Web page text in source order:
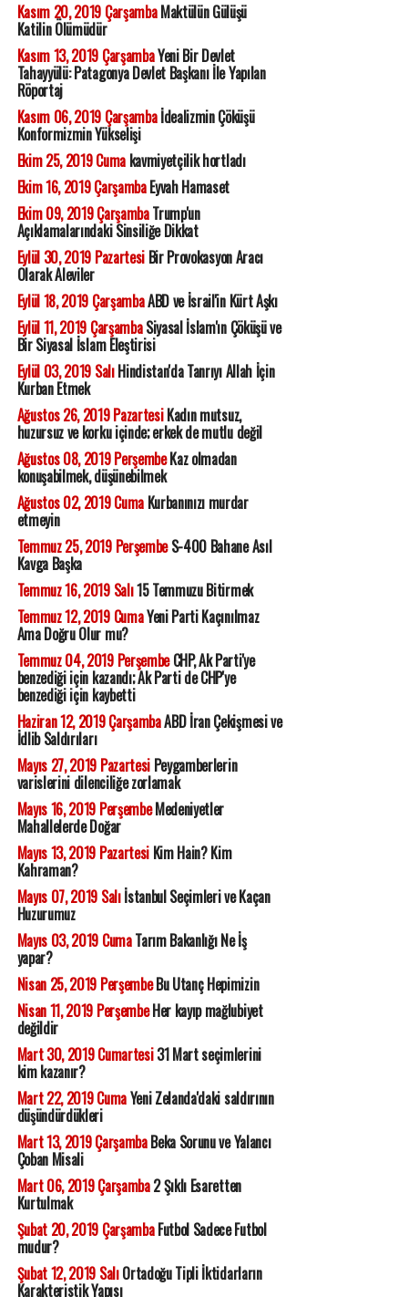
Kasım 20, 2019 ÇarşambaMaktülün Gülüşü
Katilin Ölümüdür
Kasım 13, 2019 ÇarşambaYeni Bir Devlet
Tahayyülü: Patagonya Devlet Başkanı İle Yapılan
Röportaj
Kasım 06, 2019 Çarşambaİdealizmin Çöküşü
Konformizmin Yükselişi
Ekim 25, 2019 Cumakavmiyetçilik hortladı
Ekim 16, 2019 ÇarşambaEyvah Hamaset
Ekim 09, 2019 ÇarşambaTrump'un
Açıklamalarındaki Sinsiliğe Dikkat
Eylül 30, 2019 PazartesiBir Provokasyon Aracı
Olarak Aleviler
Eylül 18, 2019 ÇarşambaABD ve İsrail'in Kürt Aşkı
Eylül 11, 2019 ÇarşambaSiyasal İslam'ın Çöküşü ve
Bir Siyasal İslam Eleştirisi
Eylül 03, 2019 SalıHindistan'da Tanrıyı Allah İçin
Kurban Etmek
Ağustos 26, 2019 PazartesiKadın mutsuz,
huzursuz ve korku içinde; erkek de mutlu değil
Ağustos 08, 2019 PerşembeKaz olmadan
konuşabilmek, düşünebilmek
Ağustos 02, 2019 CumaKurbanınızı murdar
etmeyin
Temmuz 25, 2019 PerşembeS-400 Bahane Asıl
Kavga Başka
Temmuz 16, 2019 Salı15 Temmuzu Bitirmek
Temmuz 12, 2019 CumaYeni Parti Kaçınılmaz
Ama Doğru Olur mu?
Temmuz 04, 2019 PerşembeCHP, Ak Parti'ye
benzediği için kazandı; Ak Parti de CHP'ye
benzediği için kaybetti
Haziran 12, 2019 ÇarşambaABD İran Çekişmesi ve
İdlib Saldırıları
Mayıs 27, 2019 PazartesiPeygamberlerin
varislerini dilenciliğe zorlamak
Mayıs 16, 2019 PerşembeMedeniyetler
Mahallelerde Doğar
Mayıs 13, 2019 PazartesiKim Hain? Kim
Kahraman?
Mayıs 07, 2019 Salıİstanbul Seçimleri ve Kaçan
Huzurumuz
Mayıs 03, 2019 CumaTarım Bakanlığı Ne İş
yapar?
Nisan 25, 2019 PerşembeBu Utanç Hepimizin
Nisan 11, 2019 PerşembeHer kayıp mağlubiyet
değildir
Mart 30, 2019 Cumartesi31 Mart seçimlerini
kim kazanır?
Mart 22, 2019 CumaYeni Zelanda'daki saldırının
düşündürdükleri
Mart 13, 2019 ÇarşambaBeka Sorunu ve Yalancı
Çoban Misali
Mart 06, 2019 Çarşamba2 Şıklı Esaretten
Kurtulmak
Şubat 20, 2019 ÇarşambaFutbol Sadece Futbol
mudur?
Şubat 12, 2019 SalıOrtadoğu Tipli İktidarların
Karakteristik Yapısı